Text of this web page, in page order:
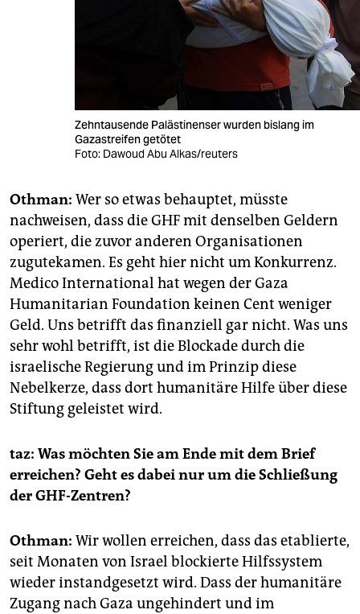
Zehntausende Palästinenser wurden bislang im
Gazastreifen getötet
Foto: Dawoud Abu Alkas/reuters
Othman: Wer so etwas behauptet, müsste
nachweisen, dass die GHF mit denselben Geldern
operiert, die zuvor anderen Organisationen
zugutekamen. Es geht hier nicht um Konkurrenz.
Medico International hat wegen der Gaza
Humanitarian Foundation keinen Cent weniger
Geld. Uns betrifft das finanziell gar nicht. Was uns
sehr wohl betrifft, ist die ­Blockade durch die
israelische Regierung und im Prinzip diese
Nebelkerze, dass dort humanitäre Hilfe über diese
Stiftung geleistet wird.
taz: Was möchten Sie am Ende mit dem Brief
erreichen? Geht es dabei nur um die Schließung
der GHF-Zentren?
Othman: Wir wollen erreichen, dass das etablierte,
seit Monaten von Israel blockierte Hilfssystem
wieder instandgesetzt wird. Dass der humanitäre
Zugang nach Gaza ungehindert und im